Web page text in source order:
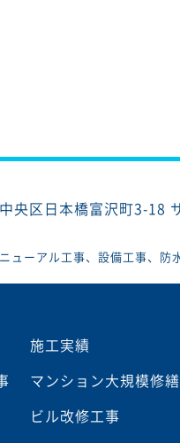
央区日本橋富沢町3-18
ューアル工事、設備工事、防
施工実績
マンション大規模修
ビル改修工事